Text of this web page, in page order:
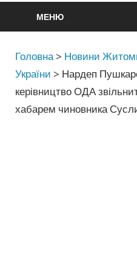
МЕНЮ
Головна > Новини
України > Нардеп
керівництво ОДА
хабарем чиновника